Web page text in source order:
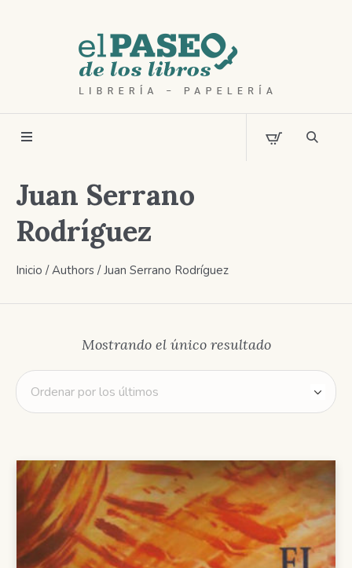
Juan Serrano
Rodríguez
Inicio / Authors / Juan Serrano Rodríguez
Mostrando el único resultado